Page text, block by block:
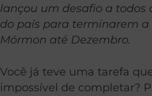
lançou um desafio a todos
do país para terminarem a
Mórmon até Dezembro.
Você já teve uma tarefa
impossível de completar?